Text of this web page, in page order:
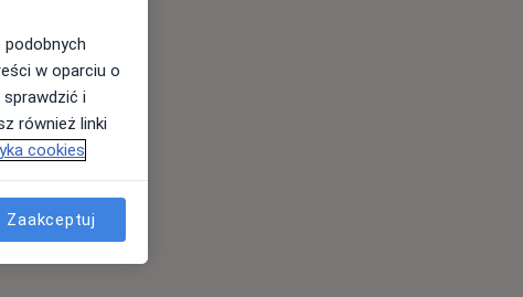
w oparciu o
i
również linki
cookies
Zaakceptuj